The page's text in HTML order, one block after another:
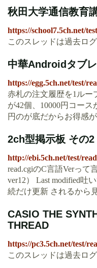
秋田大学通信教育
https://school7.5ch.net/
このスレッドは過去ロ
中華Androidタブ
https://egg.5ch.net/test/
赤札の注文履歴を1ルー
が42個、10000円コー
円のが底だからお得感
2ch型掲示板 その2
http://ebi.5ch.net/test/
read.cgiのC言語Verって
ver12） Last modified吐
続だけ更新 されるから
CASIO THE
THREAD
https://pc3.5ch.net/test/
このスレッドは過去ロ